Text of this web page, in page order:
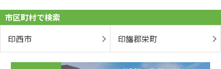
市区町村で検索
印西市
印旛郡栄町